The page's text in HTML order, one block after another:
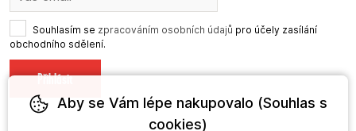
Souhlasím se zpracováním osobních údajů pro účely zasílání
obchodního sdělení.
Aby se Vám lépe nakupovalo (Souhlas s
cookies)